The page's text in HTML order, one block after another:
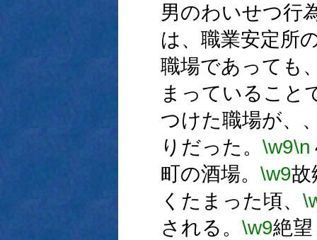
男のわいせつ行
は、職業安定所
職場であっても
まっていること
つけた職場が、
りだった。 \w9\n
町の酒場。 \w9故
くたまった頃、
される。 \w9絶